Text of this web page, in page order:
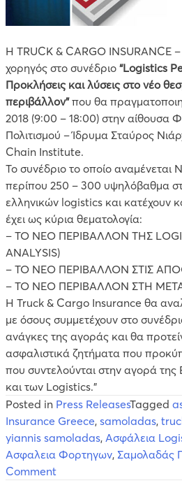
Η TRUCK & CARGO INSURANCE –
χορηγός στο συνέδριο “Logistics
Προκλήσεις και λύσεις στο νέο
περιβάλλον”που θα
2018 (9:00 – 18:00) στην αίθουσα
Πολιτισμού – Ίδρυμα Σταύρος
Chain Institute.
Το συνέδριο το οποίο
περίπου 250 – 300 υψηλόβαθμα
ελληνικών logistics και κατέχουν
έχει ως κύρια θεματολογία:
– ΤΟ ΝΕΟ ΠΕΡΙΒΑΛΛΟΝ ΤΗΣ
ANALYSIS)
– ΤΟ ΝΕΟ ΠΕΡΙΒΑΛΛΟΝ ΣΤΙΣ
– ΤΟ ΝΕΟ ΠΕΡΙΒΑΛΛΟΝ ΣΤΗ
Η Truck & Cargo Insurance θα
με όσους συμμετέχουν στο
ανάγκες της αγοράς και θα
ασφαλιστικά ζητήματα που
που συντελούνται στην αγορά της
και των Logistics.”
Posted in Press ReleasesTagged
Insurance Greece, samoladas,
yiannis samoladas, Ασφάλεια
Ασφαλεια Φορτηγων, Σαμολαδάς
Commenton